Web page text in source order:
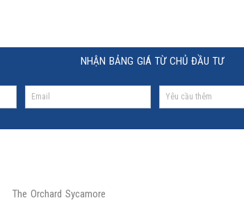
NHẬN BẢNG GIÁ TỪ CHỦ ĐẦU TƯ
The Orchard Sycamore